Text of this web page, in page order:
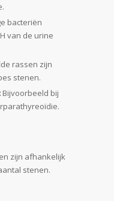
bacteriën
van de urine
rassen zijn
stenen.
Bijvoorbeeld bij
zijn afhankelijk
stenen.